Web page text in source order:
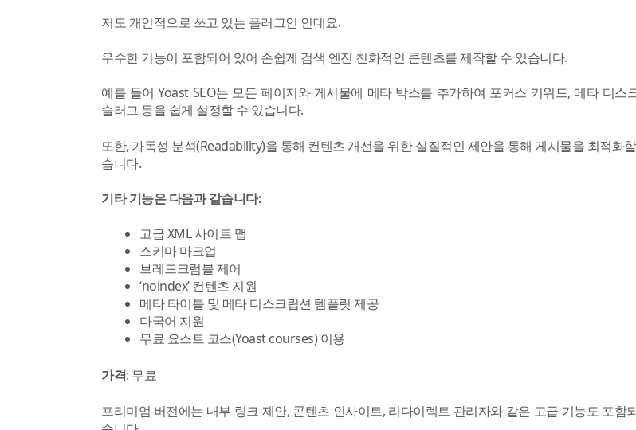
저도 개인적으로 쓰고 있는 플러그인 인데요.
우수한 기능이 포함되어 있어 손쉽게 검색 엔진 친화적인 콘텐츠를 제작할 수 있습니다.
예를 들어 Yoast SEO는 모든 페이지와 게시물에 메타 박스를 추가하여 포커스 키워드, 메타 디스
슬러그 등을 쉽게 설정할 수 있습니다.
또한, 가독성 분석(Readability)을 통해 컨텐츠 개선을 위한 실질적인 제안을 통해 게시물을 최적화
습니다.
기타 기능은 다음과 같습니다:
고급 XML 사이트 맵
스키마 마크업
브레드크럼블 제어
‘noindex’ 컨텐츠 지원
메타 타이틀 및 메타 디스크립션 템플릿 제공
다국어 지원
무료 요스트 코스(Yoast courses) 이용
가격: 무료
프리미엄 버전에는 내부 링크 제안, 콘텐츠 인사이트, 리다이렉트 관리자와 같은 고급 기능도 포함